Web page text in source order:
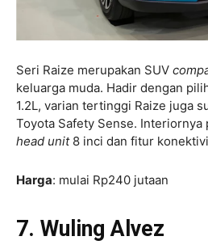
Seri Raize merupakan SUV
keluarga muda. Hadir dengan
1.2L, varian tertinggi Raize juga
Toyota Safety Sense. Interiornya
head unit8 inci dan fitur
Harga: mulai Rp240 jutaan
7. Wuling Alvez